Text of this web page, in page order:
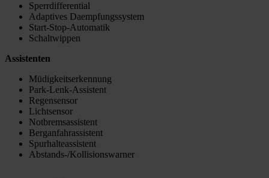
Sperrdifferential
Adaptives Daempfungssystem
Start-Stop-Automatik
Schaltwippen
Assistenten
Müdigkeitserkennung
Park-Lenk-Assistent
Regensensor
Lichtsensor
Notbremsassistent
Berganfahrassistent
Spurhalteassistent
Abstands-/Kollisionswarner